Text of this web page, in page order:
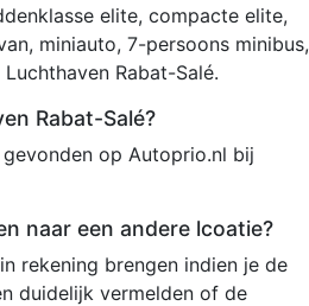
elite, compacte elite,
miniauto, 7-persoons minibus,
Rabat-Salé.
Rabat-Salé?
op Autoprio.nl bij
naar een andere lcoatie?
rekening brengen indien je de
duidelijk vermelden of de